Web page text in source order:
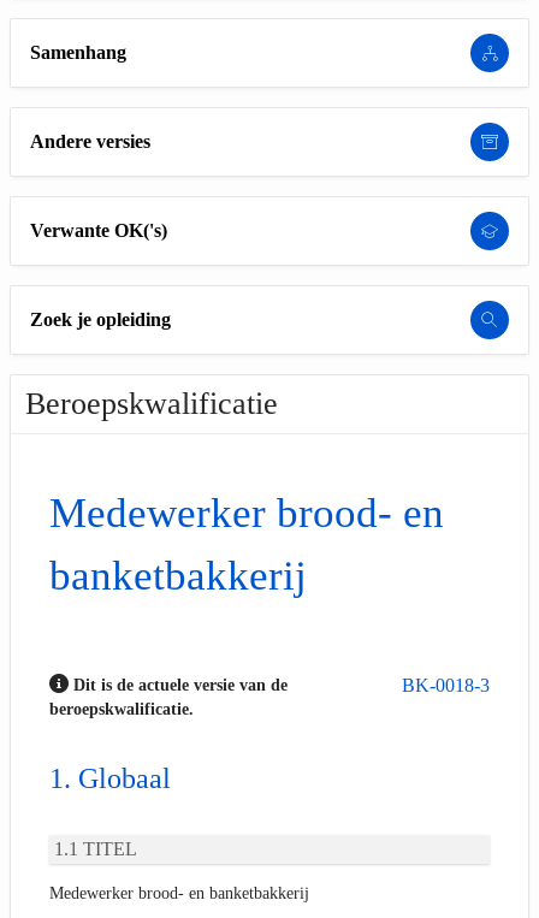
Samenhang
Andere versies
Verwante OK('s)
Zoek je opleiding
Beroepskwalificatie
Medewerker brood- en
banketbakkerij
BK-0018-3
Dit is de actuele versie van de
beroepskwalificatie.
Globaal
TITEL
Medewerker brood- en banketbakkerij